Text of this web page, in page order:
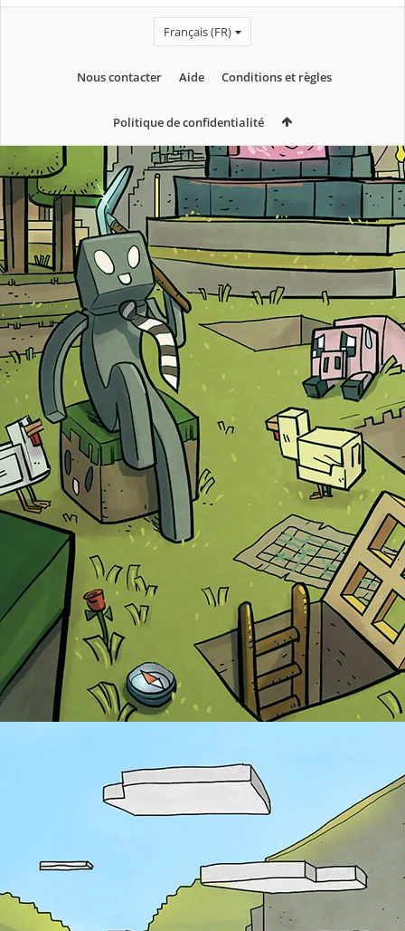
Français (FR)
Nous contacter Aide Conditions et règles
Politique de confidentialité